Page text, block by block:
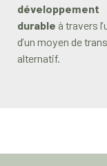
développement
durable à travers
d’un moyen de
alternatif.